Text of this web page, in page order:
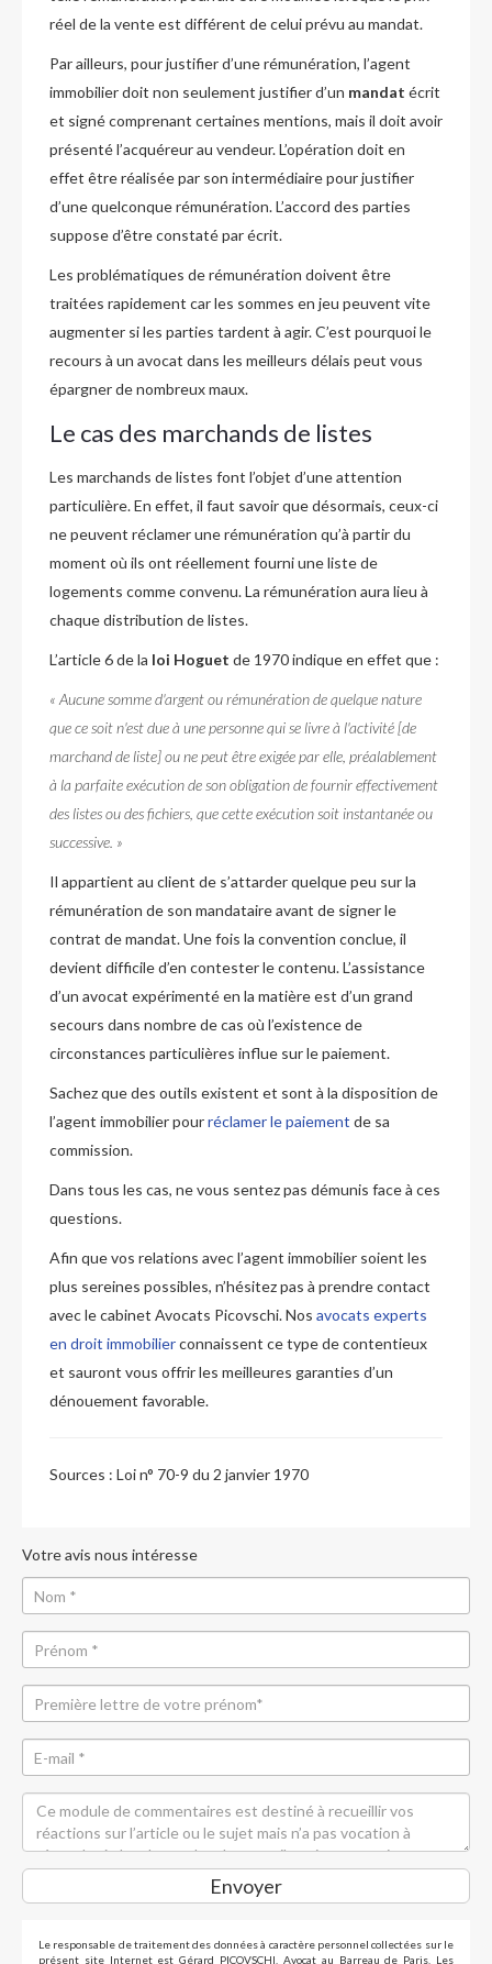
réel de la vente est différent de celui prévu au mandat.
Par ailleurs, pour justifier d’une rémunération, l’agent
immobilier doit non seulement justifier d’un mandat écrit
et signé comprenant certaines mentions, mais il doit avoir
présenté l’acquéreur au vendeur. L’opération doit en
effet être réalisée par son intermédiaire pour justifier
d’une quelconque rémunération. L’accord des parties
suppose d’être constaté par écrit.
Les problématiques de rémunération doivent être
traitées rapidement car les sommes en jeu peuvent vite
augmenter si les parties tardent à agir. C’est pourquoi le
recours à un avocat dans les meilleurs délais peut vous
épargner de nombreux maux.
Le cas des marchands de listes
Les marchands de listes font l’objet d’une attention
particulière. En effet, il faut savoir que désormais, ceux-ci
ne peuvent réclamer une rémunération qu’à partir du
moment où ils ont réellement fourni une liste de
logements comme convenu. La rémunération aura lieu à
chaque distribution de listes.
L’article 6 de la loi Hoguet de 1970 indique en effet que :
« Aucune somme d'argent ou rémunération de quelque nature
que ce soit n'est due à une personne qui se livre à l'activité [de
marchand de liste] ou ne peut être exigée par elle, préalablement
à la parfaite exécution de son obligation de fournir effectivement
des listes ou des fichiers, que cette exécution soit instantanée ou
successive. »
Il appartient au client de s’attarder quelque peu sur la
rémunération de son mandataire avant de signer le
contrat de mandat. Une fois la convention conclue, il
devient difficile d’en contester le contenu. L’assistance
d’un avocat expérimenté en la matière est d’un grand
secours dans nombre de cas où l’existence de
circonstances particulières influe sur le paiement.
Sachez que des outils existent et sont à la disposition de
l’agent immobilier pourréclamer le paiement de sa
commission.
Dans tous les cas, ne vous sentez pas démunis face à ces
questions.
Afin que vos relations avec l’agent immobilier soient les
plus sereines possibles, n’hésitez pas à prendre contact
avec le cabinet Avocats Picovschi. Nos avocats experts
en droit immobilierconnaissent ce type de contentieux
et sauront vous offrir les meilleures garanties d’un
dénouement favorable.
Sources : Loi n° 70-9 du 2 janvier 1970
Votre avis nous intéresse
Envoyer
Le responsable de traitement des données à caractère personnel collectées sur le
présent site Internet est Gérard PICOVSCHI, Avocat au Barreau de Paris. Les